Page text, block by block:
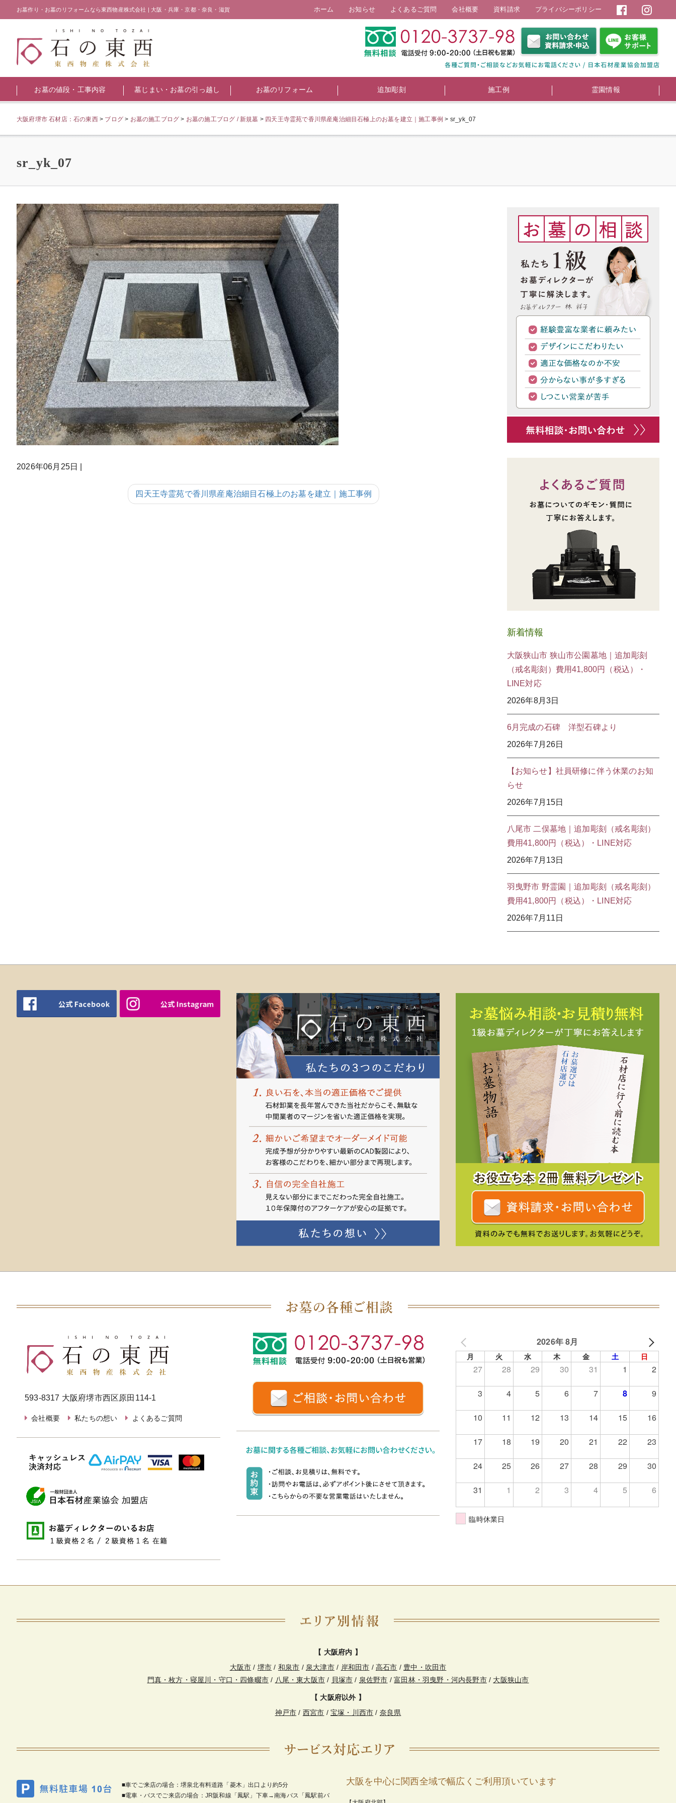
お墓作り・お墓のリフォームなら東西物産株式会社 | 大阪・兵庫・京都・奈良・滋賀 ホーム お知らせ よくあるご質問 会社概要 資料請求 プライバシーポリシー
お墓の値段・工事内容 墓じまい・お墓の引っ越し お墓のリフォーム 追加彫刻 施工例 霊園情報
大阪府堺市 石材店：石の東西> ブログ > お墓の施工ブログ > お墓の施工ブログ / 新規墓 > 四天王寺霊苑で香川県産庵治細目石極上のお墓を建立｜施工事例 > sr_yk_07
sr_yk_07
2026年06月25日
四天王寺霊苑で香川県産庵治細目石極上のお墓を建立｜施工事例
新着情報
大阪狭山市 狭山市公園墓地｜追加彫刻
（戒名彫刻）費用41,800円（税込）・
LINE対応
2026年8月3日
6月完成の石碑 洋型石碑より
2026年7月26日
【お知らせ】社員研修に伴う休業のお知
らせ
2026年7月15日
八尾市 二俣墓地｜追加彫刻（戒名彫刻）
費用41,800円（税込）・LINE対応
2026年7月13日
羽曳野市 野霊園｜追加彫刻（戒名彫刻）
費用41,800円（税込）・LINE対応
2026年7月11日
593-8317 大阪府堺市西区原田114-1
会社概要 私たちの想い よくあるご質問
2026年 8月
月 火 水 木 金 土 日
27 28 29 30 31 1 2
3 4 5 6 7 8 9
10 11 12 13 14 15 16
17 18 19 20 21 22 23
24 25 26 27 28 29 30
31 1 2 3 4 5 6
臨時休業日
【 大阪府内 】
大阪市 / 堺市 / 和泉市 / 泉大津市/ 岸和田市 / 高石市 / 豊中・吹田市
門真・枚方・寝屋川・守口・四條畷市/ 八尾・東大阪市/ 貝塚市 / 泉佐野市 /富田林・羽曳野・河内長野市/ 大阪狭山市
【 大阪府以外 】
神戸市 / 西宮市 / 宝塚・川西市 / 奈良県
■車でご来店の場合：堺泉北有料道路「菱木」出口より約5分
■電車・バスでご来店の場合：JR阪和線「鳳駅」下車→南海バス「鳳駅前バ
大阪を中心に関西全域で幅広くご利用頂いています